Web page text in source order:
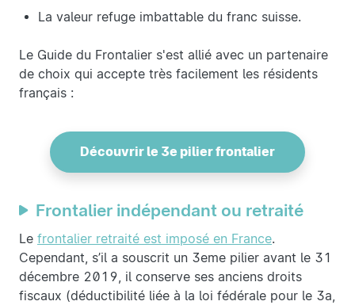
La valeur refuge imbattable du franc suisse.
Le Guide du Frontalier s'est allié avec un partenaire
de choix qui accepte très facilement les résidents
français :
Découvrir le 3e pilier frontalier
Frontalier indépendant ou retraité
Le frontalier retraité est imposé en France.
Cependant, s’il a souscrit un 3eme pilier avant le 31
décembre 2019, il conserve ses anciens droits
fiscaux (déductibilité liée à la loi fédérale pour le 3a,